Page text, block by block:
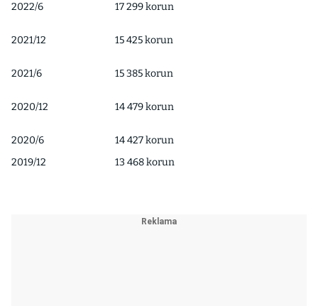
2022/6 17 299 korun
2021/12 15 425 korun
2021/6 15 385 korun
2020/12 14 479 korun
2020/6
14 427 korun
2019/12
13 468 korun